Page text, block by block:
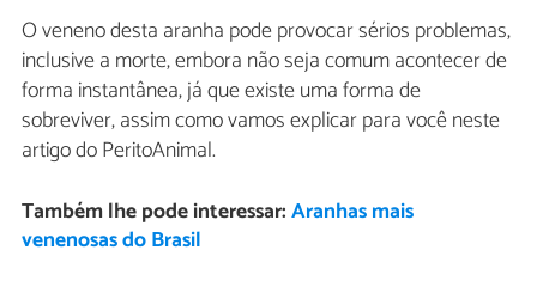
O veneno desta aranha pode provocar sérios problemas,
inclusive a morte, embora não seja comum acontecer de
forma instantânea, já que existe uma forma de
sobreviver, assim como vamos explicar para você neste
artigo do PeritoAnimal.
Também lhe pode interessar:Aranhas mais
venenosas do Brasil